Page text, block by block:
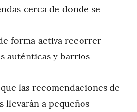
cerca de donde se
forma activa recorrer
auténticas y barrios
las recomendaciones de
llevarán a pequeños